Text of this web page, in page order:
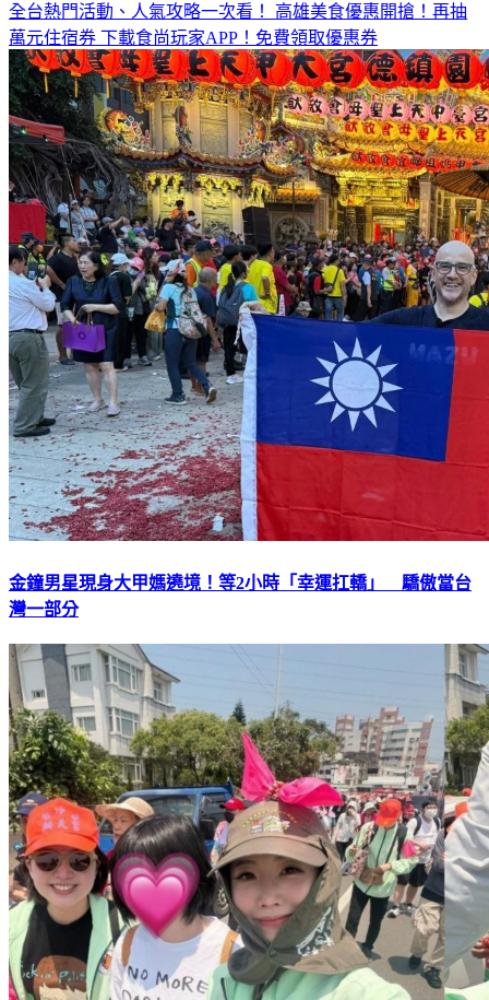
全台熱門活動、人氣攻略一次看！ 高雄美食優惠開搶！再抽
萬元住宿券 下載食尚玩家APP！免費領取優惠券
金鐘男星現身大甲媽遶境！等2小時「幸運扛轎」 驕傲當台
灣一部分